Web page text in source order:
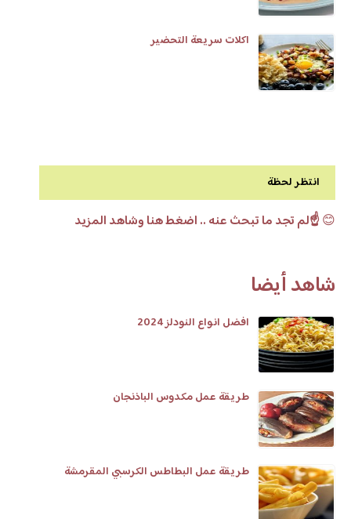
اكلات سريعة التحضير
انتظر لحظة
😊☝️لم تجد ما تبحث عنه .. اضغط هنا وشاهد المزيد
شاهد أيضا
افضل انواع النودلز 2024
‏طريقة عمل مكدوس الباذنجان‏
طريقة عمل البطاطس الكرسبي المقرمشة